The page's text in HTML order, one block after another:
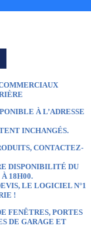
À L’ADRESSE
INCHANGÉS.
CONTACTEZ-
DISPONIBILITÉ DU
18H00.
LE LOGICIEL N°1
!
FENÊTRES, PORTES
DE GARAGE ET